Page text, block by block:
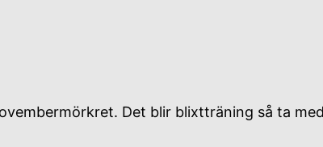
Det blir blixtträning så ta